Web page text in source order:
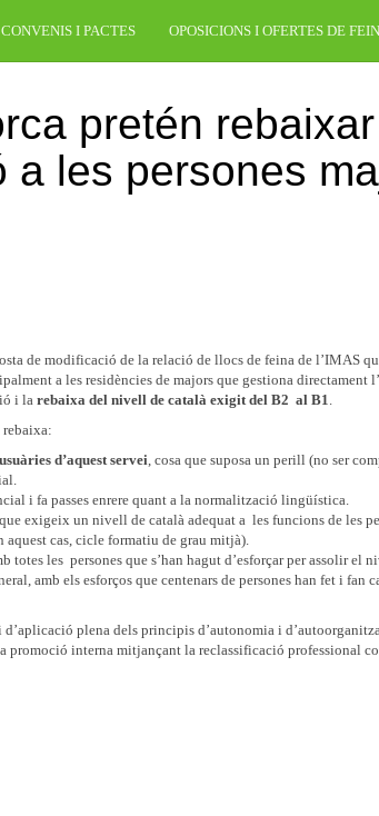
CONVENIS I PACTES OPOSICIONS I OFERTES DE
pretén
a les persones
de modificació de la relació de llocs de feina de l’IMAS
a les residències de majors que gestiona directament
i la rebaixa del nivell de català exigit del B2 al B1.
rebaixa:
d’aquest servei, cosa que suposa un perill (no ser
i fa passes enrere quant a la normalització lingüística.
exigeix un nivell de català adequat a les funcions de les
cas, cicle formatiu de grau mitjà).
totes les persones que s’han hagut d’esforçar per assolir el
amb els esforços que centenars de persones han fet i fan
plena dels principis d’autonomia i
promoció interna mitjançant la reclassificació professional